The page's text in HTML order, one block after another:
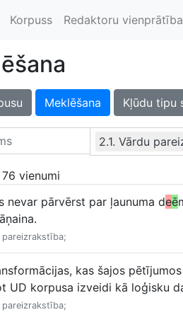
Korpuss Redaktoru
Meklēšana Kļūdu tipu
2.1. Vārdu
vienumi
nevar pārvērst par ļaunuma deē
pareizrakstība;
kas šajos
UD korpusa izveidi kā loģisku
pareizrakstība;